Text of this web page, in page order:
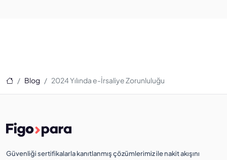
Ana Sayfa
Blog 2024 Yılında e-İrsaliye Zorunluluğu
Güvenliği sertifikalarla kanıtlanmış çözümlerimiz ile nakit akışını